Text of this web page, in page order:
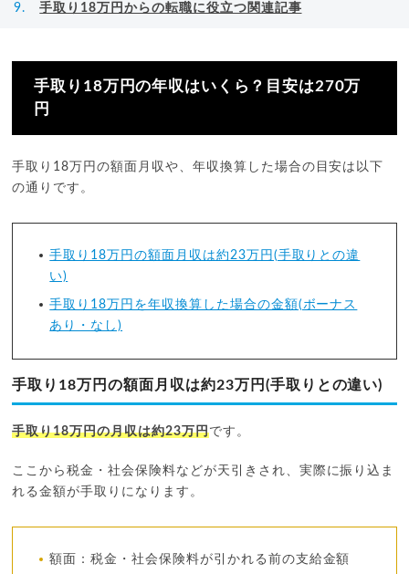
手取り18万円からの転職に役立つ関連記事
手取り18万円の年収はいくら？目安は270万
円
手取り18万円の額面月収や、年収換算した場合の目安は以下
の通りです。
手取り18万円の額面月収は約23万円(手取りとの違
い)
手取り18万円を年収換算した場合の金額(ボーナス
あり・なし)
手取り18万円の額面月収は約23万円(手取りとの違い)
手取り18万円の月収は約23万円です。
ここから税金・社会保険料などが天引きされ、実際に振り込ま
れる金額が手取りになります。
額面：税金・社会保険料が引かれる前の支給金額